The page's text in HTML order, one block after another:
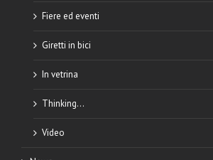
Fiere ed eventi
Giretti in bici
In vetrina
Thinking…
Video